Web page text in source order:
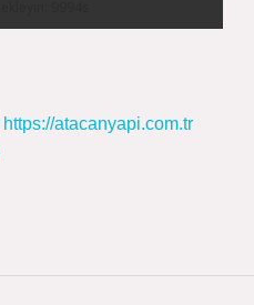
https://atacanyapi.com.tr